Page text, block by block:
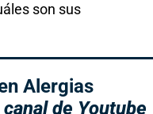
son sus
Alergias
de Youtube